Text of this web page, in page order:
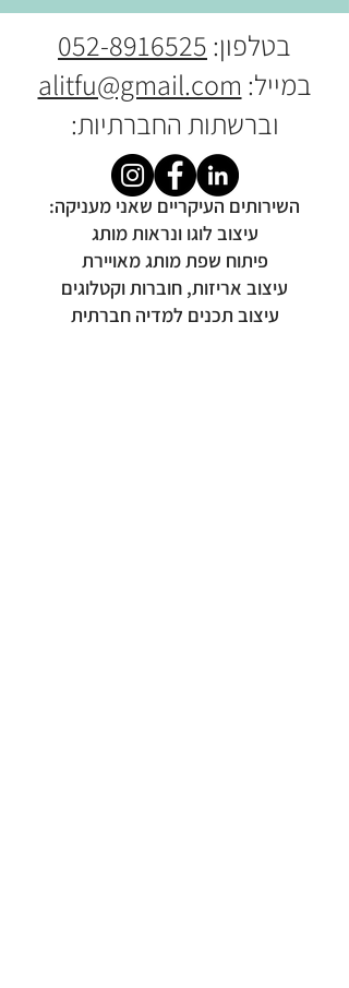
בטלפון: 052-8916525
במייל: alitfu@gmail.com
וברשתות החברתיות:
​​השירותים העיקריים שאני מעניקה:
עיצוב לוגו ונראות מותג
פיתוח שפת מותג מאויירת
עיצוב אריזות, חוברות וקטלוגים
עיצוב תכנים למדיה חברתית